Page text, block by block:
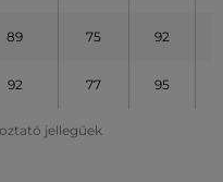
jellegűek
89 75 92
92 77 95